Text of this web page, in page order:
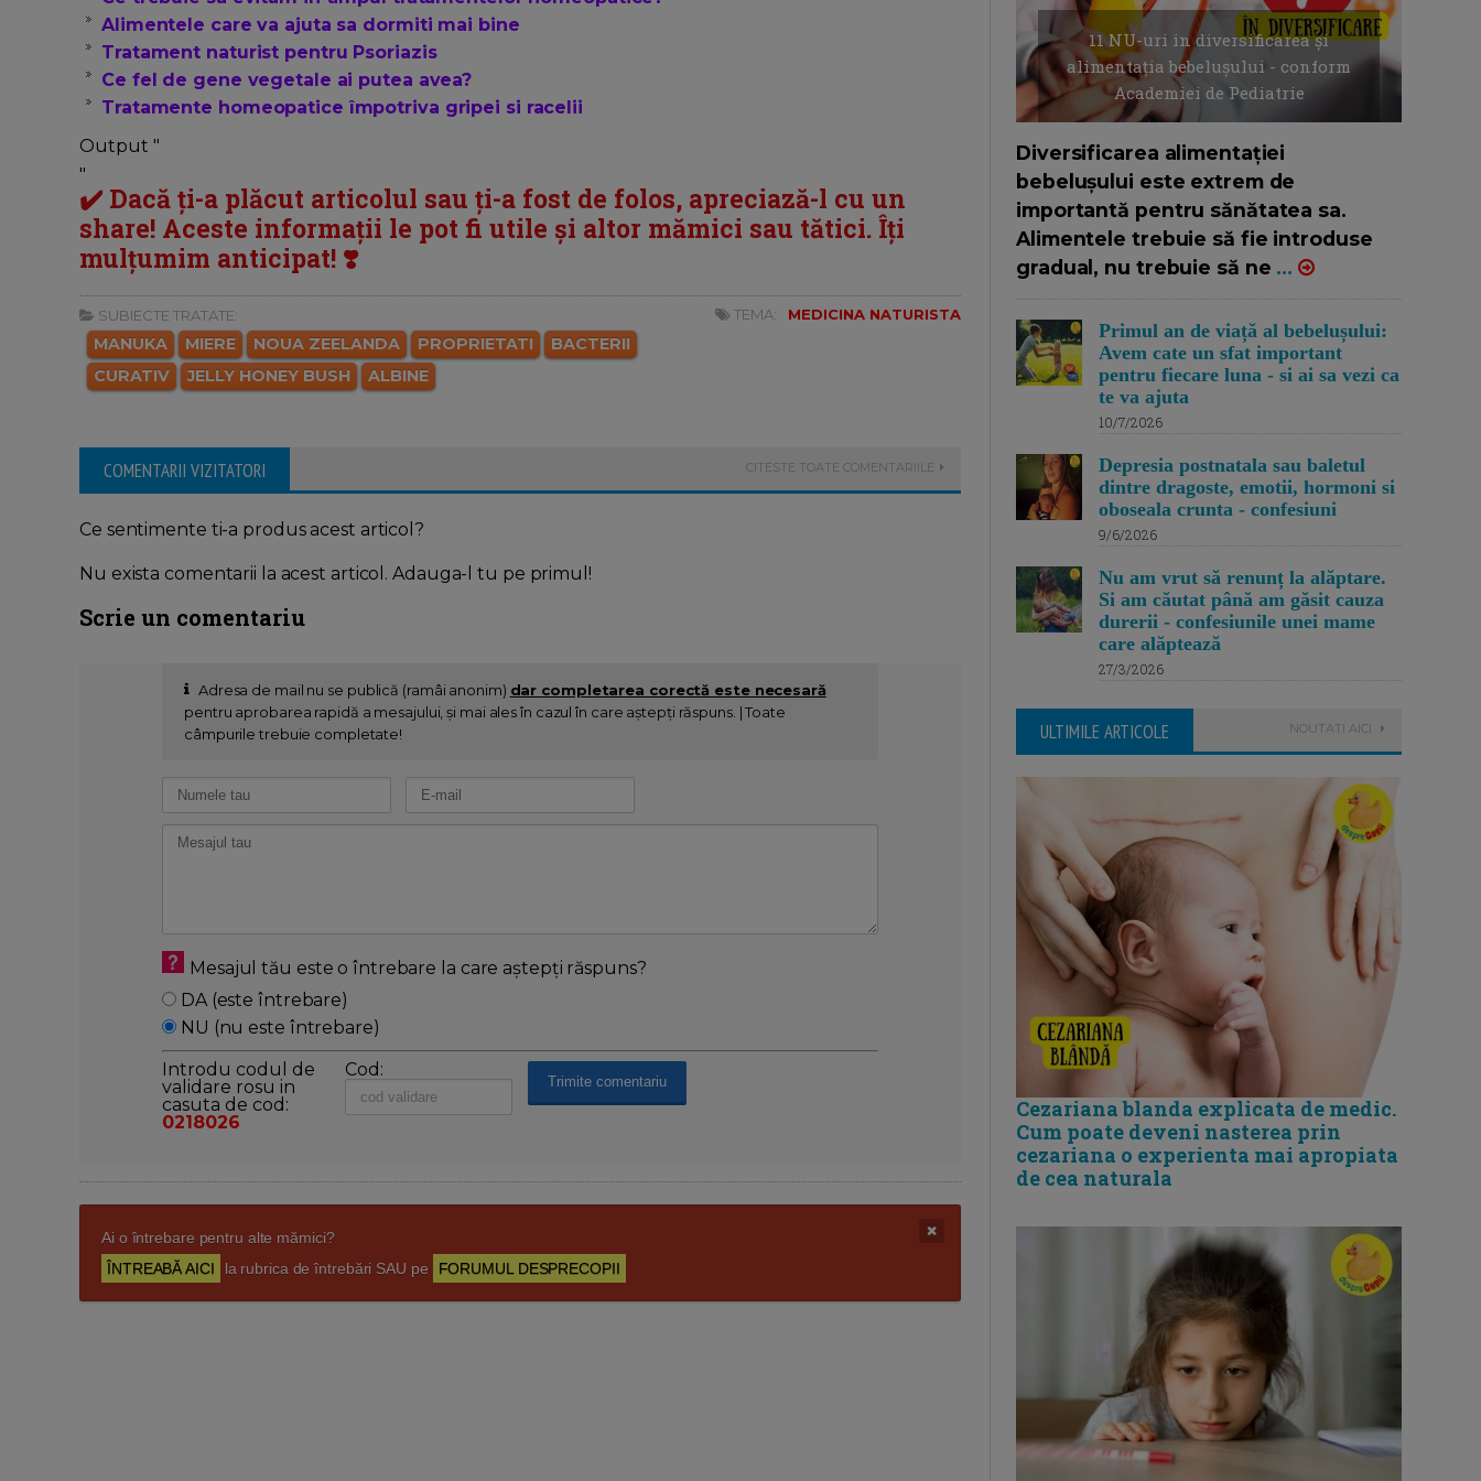
Alimentele care va ajuta sa dormiti mai bine
Tratament naturist pentru Psoriazis
Ce fel de gene vegetale ai putea avea?
Tratamente homeopatice împotriva gripei si racelii
Output "
"
✔️ Dacă ți-a plăcut articolul sau ți-a fost de folos, apreciază-l cu un
share! Aceste informații le pot fi utile și altor mămici sau tătici. Îți
mulțumim anticipat! ❣️
SUBIECTE TRATATE:
MANUKA MIERE NOUA ZEELANDA PROPRIETATI
BACTERII
CURATIV
JELLY HONEY BUSH ALBINE
TEMA: MEDICINA NATURISTA
COMENTARII VIZITATORI CITESTE TOATE COMENTARIILE
Ce sentimente ti-a produs acest articol?
Nu exista comentarii la acest articol. Adauga-l tu pe primul!
Scrie un comentariu
Adresa de mail nu se publică (ramâi anonim) dar completarea corectă este necesară
pentru aprobarea rapidă a mesajului, și mai ales în cazul în care aștepți răspuns. | Toate
câmpurile trebuie completate!
Mesajul tău este o întrebare la care aștepți răspuns?
DA (este întrebare)
NU (nu este întrebare)
Introdu codul de
validare rosu in
casuta de cod:
0218026
Cod:
Ai o întrebare pentru alte mămici?
ÎNTREABĂ AICI
la rubrica de întrebări SAU pe FORUMUL DESPRECOPII
11 NU-uri in diversificarea și
alimentația bebelușului - conform
Academiei de Pediatrie
Diversificarea alimentației
bebelușului este extrem de
importantă pentru sănătatea sa.
Alimentele trebuie să fie introduse
gradual, nu trebuie să ne ...
Primul an de viață al bebelușului:
Avem cate un sfat important
pentru fiecare luna - si ai sa vezi ca
te va ajuta
10/7/2026
Depresia postnatala sau baletul
dintre dragoste, emotii, hormoni si
oboseala crunta - confesiuni
9/6/2026
Nu am vrut să renunț la alăptare.
Si am căutat până am găsit cauza
durerii - confesiunile unei mame
care alăptează
27/3/2026
ULTIMILE ARTICOLE NOUTATI AICI
Cezariana blanda explicata de medic.
Cum poate deveni nasterea prin
cezariana o experienta mai apropiata
de cea naturala